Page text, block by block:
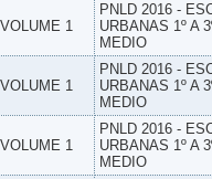
1
PNLD 2016 -
URBANAS 1º A
MEDIO
1
PNLD 2016 -
URBANAS 1º A
MEDIO
1
PNLD 2016 -
URBANAS 1º A
MEDIO